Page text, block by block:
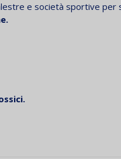
e società sportive per